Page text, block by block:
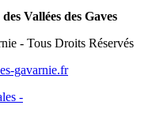
Vallées des Gaves
- Tous Droits Réservés
gavarnie.fr
-